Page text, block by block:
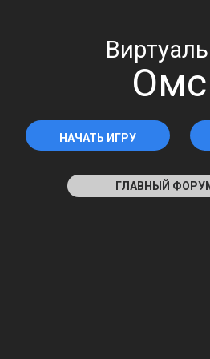
НАЧАТЬ ИГРУ
ГЛАВНЫЙ